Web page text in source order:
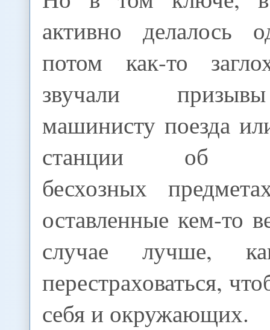
активно делалось
потом как-то
звучали
машинисту поезда
станции об
бесхозных
оставленные кем-то
случае лучше,
перестраховаться,
себя и окружающих.